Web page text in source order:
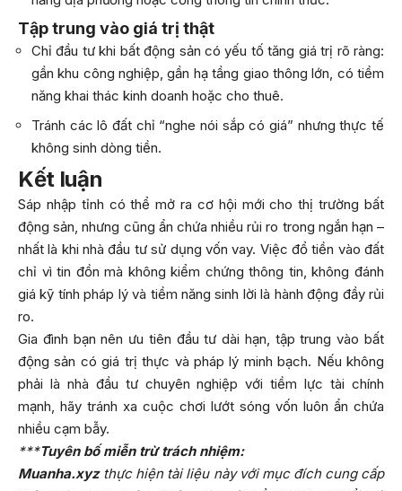
Tập trung vào giá trị thật
Chỉ đầu tư khi bất động sản có yếu tố tăng giá trị rõ ràng:
gần khu công nghiệp, gần hạ tầng giao thông lớn, có tiềm
năng khai thác kinh doanh hoặc cho thuê.
Tránh các lô đất chỉ “nghe nói sắp có giá” nhưng thực tế
không sinh dòng tiền.
Kết luận
Sáp nhập tỉnh có thể mở ra cơ hội mới cho thị trường bất
động sản, nhưng cũng ẩn chứa nhiều rủi ro trong ngắn hạn –
nhất là khi nhà đầu tư sử dụng vốn vay. Việc đổ tiền vào đất
chỉ vì tin đồn mà không kiểm chứng thông tin, không đánh
giá kỹ tính pháp lý và tiềm năng sinh lời là hành động đầy rủi
ro.
Gia đình bạn nên ưu tiên đầu tư dài hạn, tập trung vào bất
động sản có giá trị thực và pháp lý minh bạch. Nếu không
phải là nhà đầu tư chuyên nghiệp với tiềm lực tài chính
mạnh, hãy tránh xa cuộc chơi lướt sóng vốn luôn ẩn chứa
nhiều cạm bẫy.
***Tuyên bố miễn trừ trách nhiệm:
Muanha.xyzthực hiện tài liệu này với mục đích cung cấp